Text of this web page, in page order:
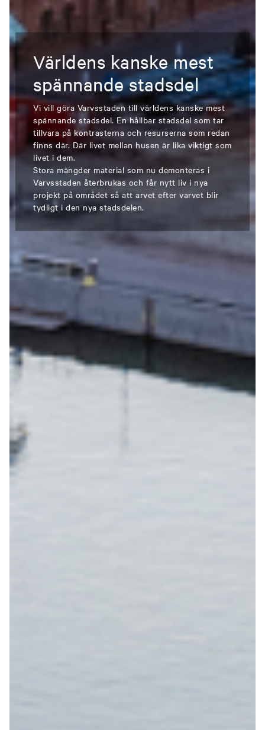
Världens kanske mest
spännande stadsdel
Vi vill göra Varvsstaden till världens kanske mest
spännande stadsdel. En hållbar stadsdel som tar
tillvara på kontrasterna och resurserna som redan
finns där. Där livet mellan husen är lika viktigt som
livet i dem.
Stora mängder material som nu demonteras i
Varvsstaden återbrukas och får nytt liv i nya
projekt på området så att arvet efter varvet blir
tydligt i den nya stadsdelen.